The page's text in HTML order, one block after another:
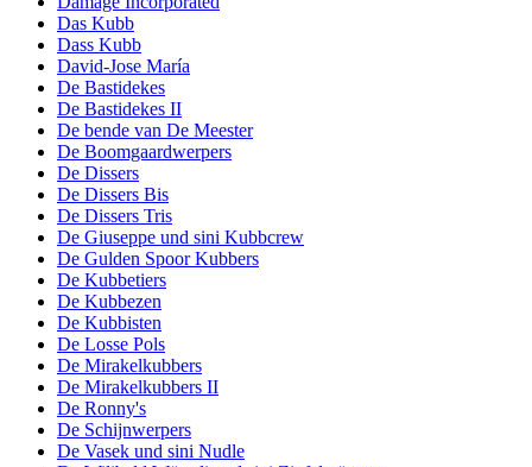
Das Kubb
Dass Kubb
David-Jose María
De Bastidekes
De Bastidekes II
De bende van De Meester
De Boomgaardwerpers
De Dissers
De Dissers Bis
De Dissers Tris
De Giuseppe und sini Kubbcrew
De Gulden Spoor Kubbers
De Kubbetiers
De Kubbezen
De Kubbisten
De Losse Pols
De Mirakelkubbers
De Mirakelkubbers II
De Ronny's
De Schijnwerpers
De Vasek und sini Nudle